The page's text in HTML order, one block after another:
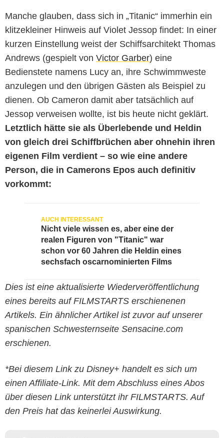
Manche glauben, dass sich in „Titanic“ immerhin ein
klitzekleiner Hinweis auf Violet Jessop findet: In einer
kurzen Einstellung weist der Schiffsarchitekt Thomas
Andrews (gespielt von Victor Garber) eine
Bedienstete namens Lucy an, ihre Schwimmweste
anzulegen und den übrigen Gästen als Beispiel zu
dienen. Ob Cameron damit aber tatsächlich auf
Jessop verweisen wollte, ist bis heute nicht geklärt.
Letztlich hätte sie als Überlebende und Heldin
von gleich drei Schiffbrüchen aber ohnehin ihren
eigenen Film verdient – so wie eine andere
Person, die in Camerons Epos auch definitiv
vorkommt:
Nicht viele wissen es, aber eine der
realen Figuren von "Titanic" war
schon vor 60 Jahren die Heldin eines
sechsfach oscarnominierten Films
Dies ist eine aktualisierte Wiederveröffentlichung
eines bereits auf FILMSTARTS erschienenen
Artikels. Ein ähnlicher Artikel ist zuvor auf unserer
spanischen Schwesternseite Sensacine.com
erschienen.
*Bei diesem Link zu Disney+ handelt es sich um
einen Affiliate-Link. Mit dem Abschluss eines Abos
über diesen Link unterstützt ihr FILMSTARTS. Auf
den Preis hat das keinerlei Auswirkung.